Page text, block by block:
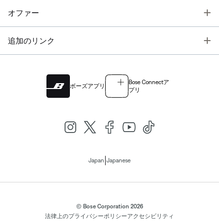
オファー
追加のリンク
ボーズアプリ
Bose Connectア
プリ
Japan Japanese
© Bose Corporation 2026
法律上のプライバシーポリシーアクセシビリティ